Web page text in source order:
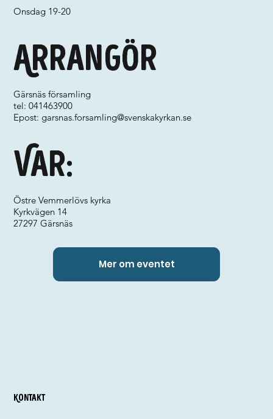
Var:
Arrangör
Gärsnäs församling
tel: 041463900
Epost: garsnas.forsamling@svenskakyrkan.se
Östre Vemmerlövs kyrka
Kyrkvägen 14
27297 Gärsnäs
Onsdag 19-20
Mer om eventet
Kontakt